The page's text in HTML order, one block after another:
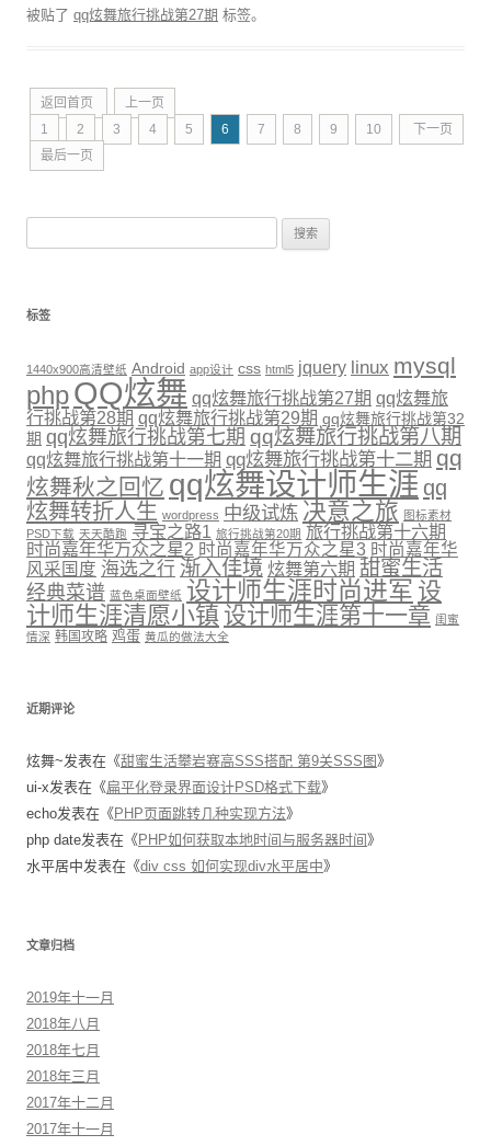
被贴了 qq炫舞旅行挑战第27期 标签。
返回首页
上一页
1
2 3 4 5 6 7 8 9 10
下一页
最后一页
标签
1440x900高清壁纸 Android app设计 css html5 jquery linux mysql
phpQQ炫舞 qq炫舞旅行挑战第27期 qq炫舞旅
行挑战第28期 qq炫舞旅行挑战第29期 qq炫舞旅行挑战第32
期 qq炫舞旅行挑战第七期 qq炫舞旅行挑战第八期
qq炫舞旅行挑战第十一期 qq炫舞旅行挑战第十二期 qq
炫舞秋之回忆 qq炫舞设计师生涯 qq
炫舞转折人生 wordpress 中级试炼 决意之旅 图标素材
PSD下载 天天酷跑 寻宝之路1 旅行挑战第20期 旅行挑战第十六期
时尚嘉年华万众之星2 时尚嘉年华万众之星3 时尚嘉年华
风采国度 海选之行 渐入佳境 炫舞第六期 甜蜜生活
经典菜谱 蓝色桌面壁纸 设计师生涯时尚进军 设
计师生涯清愿小镇 设计师生涯第十一章 闺蜜
情深 韩国攻略 鸡蛋 黄瓜的做法大全
近期评论
炫舞~发表在《甜蜜生活攀岩赛高SSS搭配 第9关SSS图 》
ui-x发表在《扁平化登录界面设计PSD格式下载》
echo发表在《 PHP页面跳转几种实现方法》
php date发表在《 PHP如何获取本地时间与服务器时间 》
水平居中发表在《div css 如何实现div水平居中》
文章归档
2019年十一月
2018年八月
2018年七月
2018年三月
2017年十二月
2017年十一月